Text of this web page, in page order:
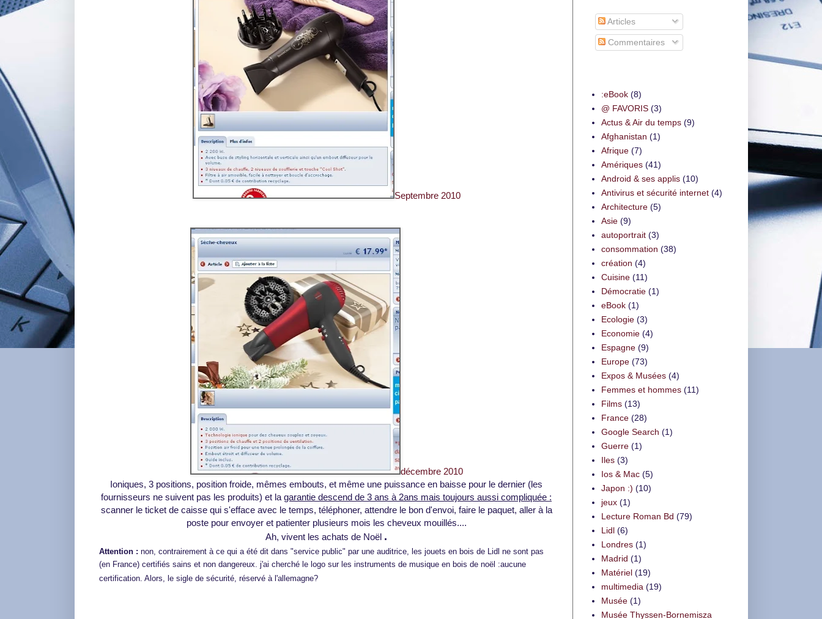
Septembre 2010
décembre 2010
Ioniques, 3 positions, position froide, mêmes embouts, et même une puissance en baisse pour le dernier (les
fournisseurs ne suivent pas les produits) et la garantie descend de 3 ans à 2ans mais toujours aussi compliquée :
scanner le ticket de caisse qui s'efface avec le temps, téléphoner, attendre le bon d'envoi, faire le paquet, aller à la
poste pour envoyer et patienter plusieurs mois les cheveux mouillés....
Ah, vivent les achats de Noël .
Attention : non, contrairement à ce qui a été dit dans "service public" par une auditrice, les jouets en bois de Lidl ne sont pas
(en France) certifiés sains et non dangereux. j'ai cherché le logo sur les instruments de musique en bois de noël :aucune
certification. Alors, le sigle de sécurité, réservé à l'allemagne?
Articles
Commentaires
:eBook (8)
@ FAVORIS (3)
Actus & Air du temps (9)
Afghanistan (1)
Afrique (7)
Amériques (41)
Android & ses applis (10)
Antivirus et sécurité internet (4)
Architecture (5)
Asie (9)
autoportrait (3)
consommation (38)
création (4)
Cuisine (11)
Démocratie (1)
eBook (1)
Ecologie (3)
Economie (4)
Espagne (9)
Europe (73)
Expos & Musées (4)
Femmes et hommes (11)
Films (13)
France (28)
Google Search (1)
Guerre (1)
Iles (3)
Ios & Mac (5)
Japon :) (10)
jeux (1)
Lecture Roman Bd (79)
Lidl (6)
Londres (1)
Madrid (1)
Matériel (19)
multimedia (19)
Musée (1)
Musée Thyssen-Bornemisza